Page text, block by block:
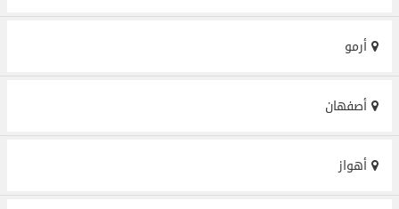
أرمو
أصفهان
أهواز